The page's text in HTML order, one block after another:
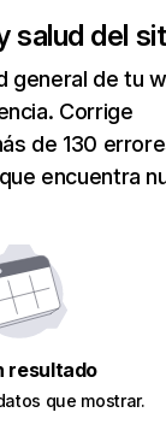
salud del
general de tu
Corrige
de 130
encuentra
resultado
que mostrar.